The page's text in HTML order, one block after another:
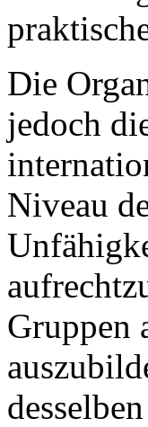
Die
jedoch
Niveau
Gruppen